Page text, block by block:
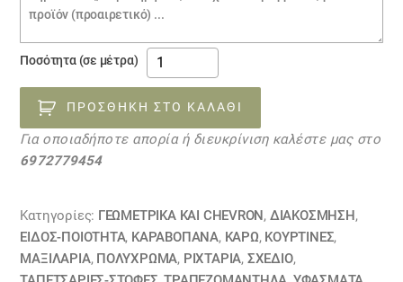
παραγγελίας
Ποσότητα (σε μέτρα)
ΎΦΑΣΜΑ
ΕΠΊΠΛΩΣΗΣ
CHESS
30090510
ποσότητα
ΠΡΟΣΘΉΚΗ ΣΤΟ ΚΑΛΆΘΙ
Για οποιαδήποτε απορία ή διευκρίνιση καλέστε μας στο
6972779454
Κατηγορίες: ΓΕΩΜΕΤΡΙΚΆ ΚΑΙ CHEVRON, ΔΙΑΚΟΣΜΗΣΗ,
ΕΙΔΟΣ-ΠΟΙΟΤΗΤΑ, ΚΑΡΑΒΌΠΑΝΑ, ΚΑΡΏ, ΚΟΥΡΤΊΝΕΣ,
ΜΑΞΙΛΆΡΙΑ, ΠΟΛΥΧΡΩΜΑ, ΡΙΧΤΆΡΙΑ, ΣΧΕΔΙΟ,